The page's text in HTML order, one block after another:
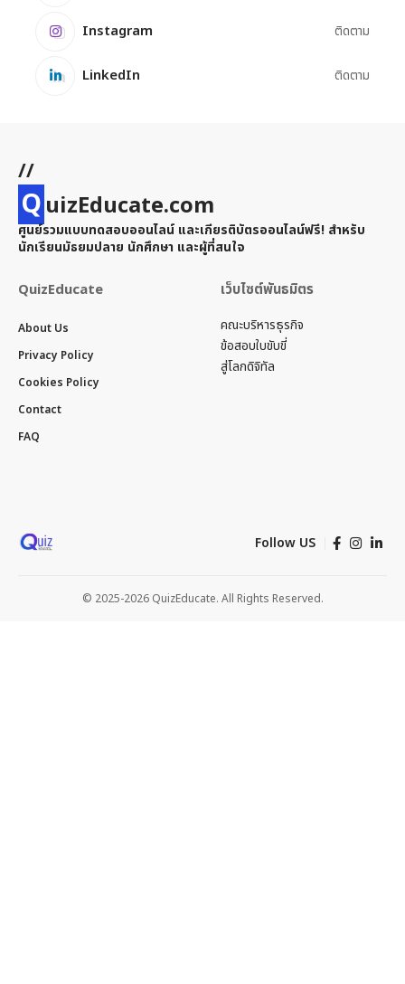
Instagram ติดตาม
LinkedIn ติดตาม
//
QuizEducate.com
ศูนย์รวมแบบทดสอบออนไลน์ และเกียรติบัตรออนไลน์ฟรี! สำหรับ
นักเรียนมัธยมปลาย นักศึกษา และผู้ที่สนใจ
QuizEducate
About Us
Privacy Policy
Cookies Policy
Contact
FAQ
เว็บไซต์พันธมิตร
คณะบริหารธุรกิจ
ข้อสอบใบขับขี่
สู่โลกดิจิทัล
Follow US
© 2025-2026 QuizEducate. All Rights Reserved.